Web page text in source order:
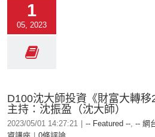
1
05, 2023
D100沈大師投資《財富大轉
主持：沈振盈（沈大師）
2023/05/01 14:27:21 -- Featured --, -- 網